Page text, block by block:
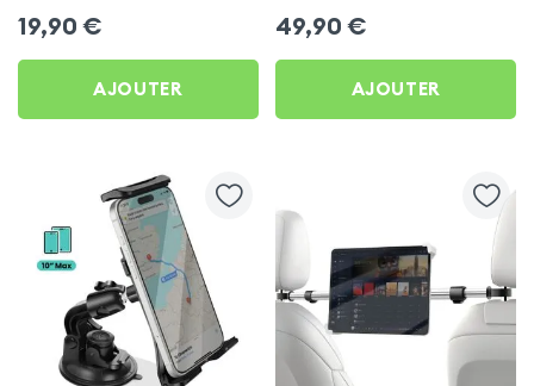
Google Pixel 9a
19,90 €
AJOUTER
Forcell pour Google Pixel
9a
49,90 €
AJOUTER